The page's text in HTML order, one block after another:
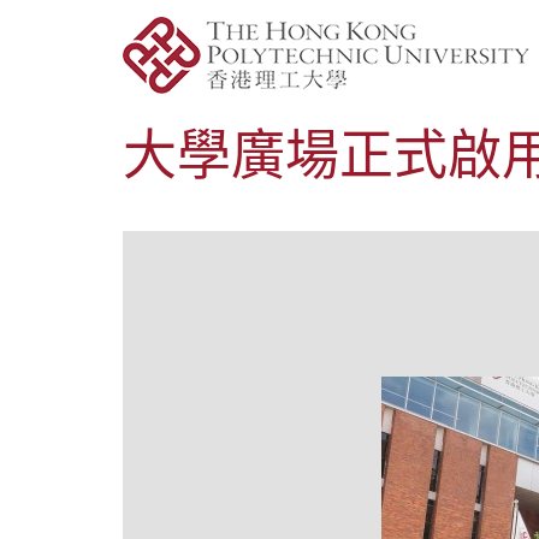
大學廣場正式啟